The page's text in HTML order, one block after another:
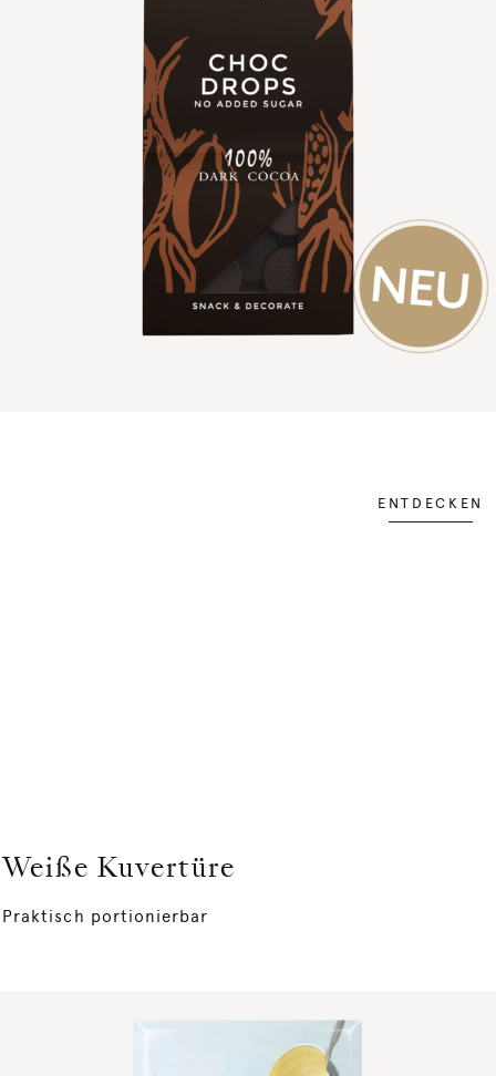
ENTDECKEN
Weiße Kuvertüre
Praktisch portionierbar